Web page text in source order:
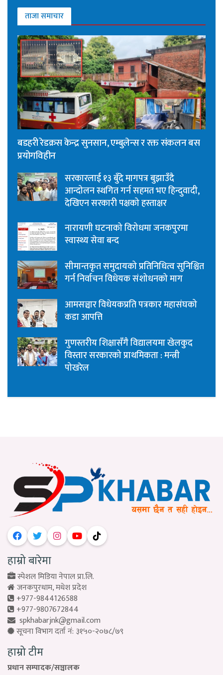
ताजा समाचार
बडहरी रेडक्रस केन्द्र सुनसान, एम्बुलेन्स र रक्त संकलन बस
प्रयोगविहीन
सरकारलाई १३ बुँदे मागपत्र बुझाउँदै
आन्दोलन स्थगित गर्न सहमत भए हिन्दुवादी,
देखिएन सरकारी पक्षको हस्ताक्षर
नारायणी घटनाको विरोधमा जनकपुरमा
स्वास्थ्य सेवा बन्द
सीमान्तकृत समुदायको प्रतिनिधित्व सुनिश्चित
गर्न निर्वाचन विधेयक संशोधनको माग
आमसञ्चार विधेयकप्रति पत्रकार महासंघको
कडा आपत्ति
गुणस्तरीय शिक्षासँगै विद्यालयमा खेलकुद
विस्तार सरकारको प्राथमिकता : मन्त्री
पोखरेल
हाम्रो बारेमा
स्पेशल मिडिया नेपाल प्रा.लि.
जनकपुरधाम, मधेश प्रदेश
+977-9844126588
+977-9807672844
spkhabarjnk@gmail.com
सूचना विभाग दर्ता नं: ३१५०-२०७८/७९
हाम्रो टीम
प्रधान सम्पादक/सञ्चालक